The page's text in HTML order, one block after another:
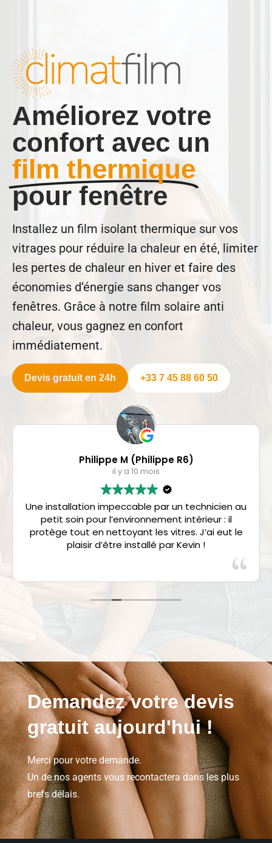
Améliorez votre
confort avec un
film thermique
pour fenêtre
Installez un film isolant thermique sur vos
vitrages pour réduire la chaleur en été, limiter
les pertes de chaleur en hiver et faire des
économies d’énergie sans changer vos
fenêtres. Grâce à notre film solaire anti
chaleur, vous gagnez en confort
immédiatement.
Devis gratuit en 24h +33 7 45 88 60 50
Philippe M (Philippe R6)
il y a 10 mois
Une installation impeccable par un technicien au
petit soin pour l’environnement intérieur : il
protège tout en nettoyant les vitres. J’ai eut le
plaisir d’être installé par Kevin !
Demandez votredevis
gratuitaujourd'hui !
Merci pour votre demande.
Un de nos agents vous recontactera dans les plus
brefs délais.